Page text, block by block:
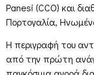
Panesi (CCO) και
Πορτογαλία,
Η περιγραφή του
από την πρώτη